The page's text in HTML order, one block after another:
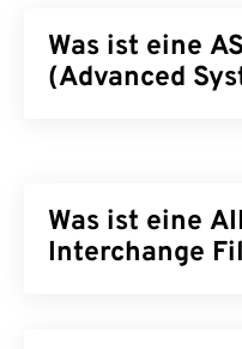
Was ist eine
(Advanced
es für Streaming und
protokollunabhängig
Was ist eine
Interchange